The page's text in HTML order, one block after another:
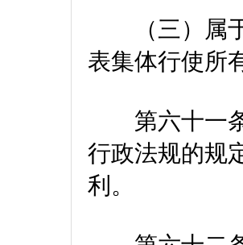
（三）属于
表集体行使所
第六十一条
行政法规的规
利。